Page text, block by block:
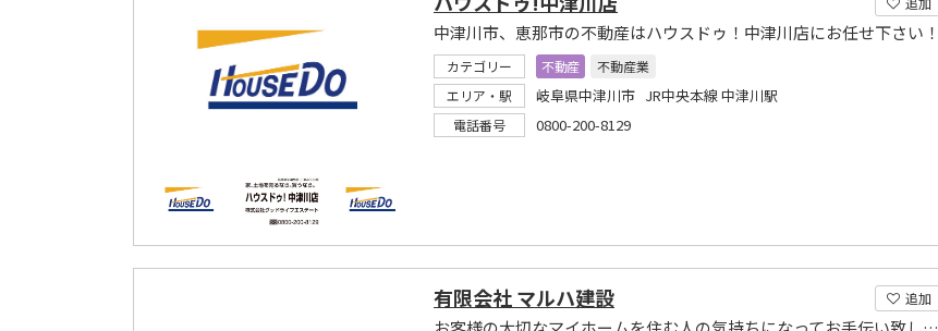
中津川市、恵那市の不動産はハウスドゥ！中津川店にお任せ下さい！
カテゴリー 不動産
不動産業
エリア・駅
岐阜県中津川市 JR中央本線 中津川駅
電話番号 0800-200-8129
追加
有限会社 マルハ建設